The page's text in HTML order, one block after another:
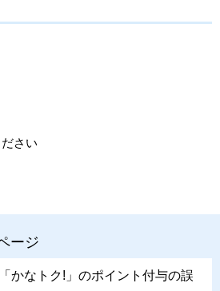
さい
ージ
かなトク!」のポイント付与の誤